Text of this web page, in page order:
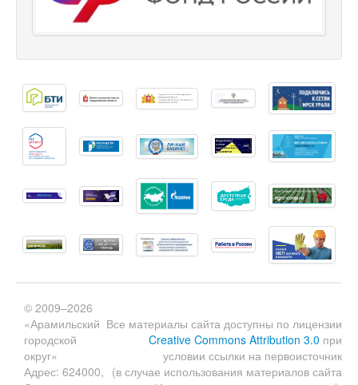
Все материалы сайта доступны по лицензии
Creative Commons Attribution 3.0 при
условии ссылки на первоисточник
(в случае использования материалов сайта
© 2009–2026
«Арамильский
городской
округ»
Адрес: 624000,